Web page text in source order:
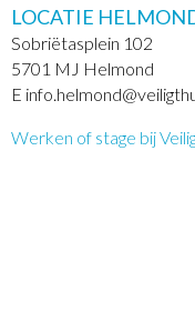
LOCATIE
Sobriëtasplein 102
5701 MJ Helmond
E
Werken of stage bij